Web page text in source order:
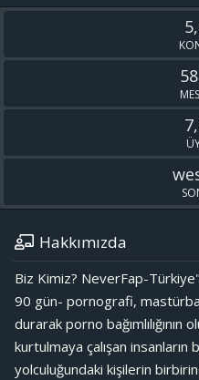
Hakkımızda
Biz Kimiz? NeverFap-
90 gün- pornografi,
durarak porno
kurtulmaya çalışan insanların
yolculuğundaki kişilerin